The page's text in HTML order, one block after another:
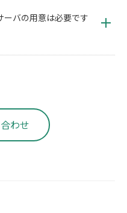
ーバの用意は必要です
わせ